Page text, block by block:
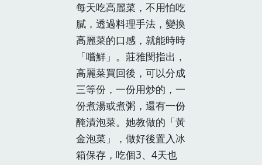
每天吃高麗菜，不用怕吃
膩，透過料理手法，變換
高麗菜的口感，就能時時
「嚐鮮」。莊雅閔指出，
高麗菜買回後，可以分成
三等份，一份用炒的，一
份煮湯或煮粥，還有一份
醃漬泡菜。她教做的「黃
金泡菜」，做好後置入冰
箱保存，吃個3、4天也